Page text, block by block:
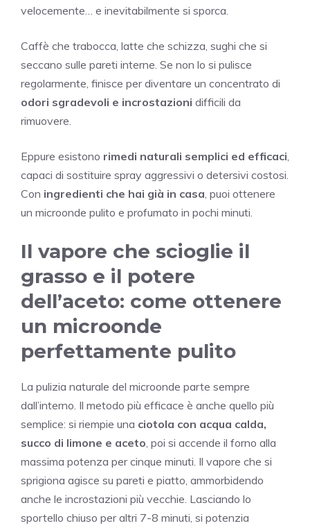
velocemente… e inevitabilmente si sporca.
Caffè che trabocca, latte che schizza, sughi che si
seccano sulle pareti interne. Se non lo si pulisce
regolarmente, finisce per diventare un concentrato di
odori sgradevoli e incrostazioni difficili da
rimuovere.
Eppure esistono rimedi naturali semplici ed efficaci
capaci di sostituire spray aggressivi o detersivi costosi.
Con ingredienti che hai già in casa , puoi ottenere
un microonde pulito e profumato in pochi minuti.
Il vapore che scioglie il
grasso e il potere
dell’aceto: come ottenere
un microonde
perfettamente pulito
La pulizia naturale del microonde parte sempre
dall’interno. Il metodo più efficace è anche quello più
semplice: si riempie una ciotola con acqua calda,
succo di limone e aceto , poi si accende il forno alla
massima potenza per cinque minuti. Il vapore che si
sprigiona agisce su pareti e piatto, ammorbidendo
anche le incrostazioni più vecchie. Lasciando lo
sportello chiuso per altri 7-8 minuti, si potenzia